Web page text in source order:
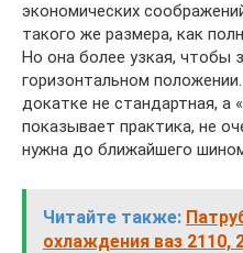
экономических
такого же размера, как
Но она более узкая, чтобы
горизонтальном
докатке не стандартная, а
показывает практика, не
нужна до ближайшего
Читайте также:
охлаждения ваз 2110,